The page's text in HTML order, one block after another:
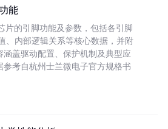
能
片的引脚功能及参数，包括各引脚
、内部逻辑关系等核心数据，并附
涵盖驱动配置、保护机制及典型应
参考自杭州士兰微电子官方规格书